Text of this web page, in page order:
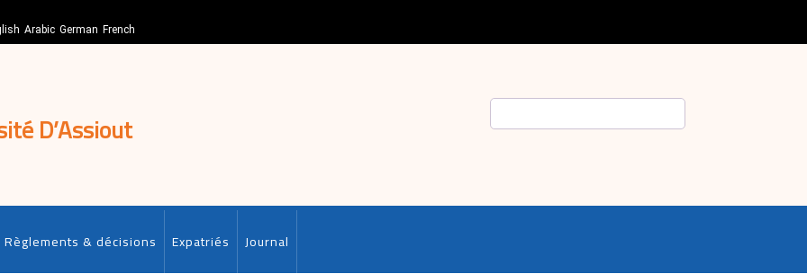
Arabic German French
D’Assiout
Règlements & décisions Expatriés Journal